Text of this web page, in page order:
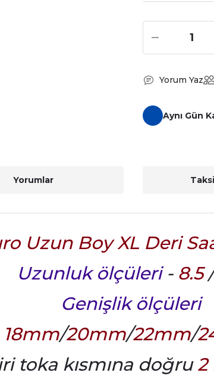
Yorum Yaz
Aynı Gün
Yorumlar
Uzun Boy XL Deri
Uzunluk ölçüleri- 8.5
Genişlik ölçüleri
18mm/20mm/22mm/
toka kısmına doğru2